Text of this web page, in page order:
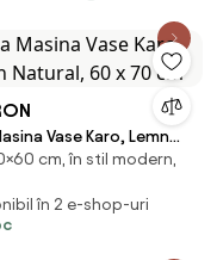
Vase Karo, Lemn
60 x 70 cm
cm, în stil modern,
în 2 e-shop-uri